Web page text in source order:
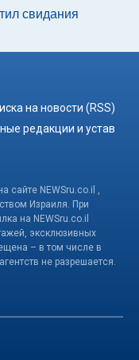
свидания
на новости (RSS)
редакции и устав
сайте NEWSru.co.il ,
Израиля. При
на NEWSru.co.il
эксклюзивных
– в том числе в
не разрешается.